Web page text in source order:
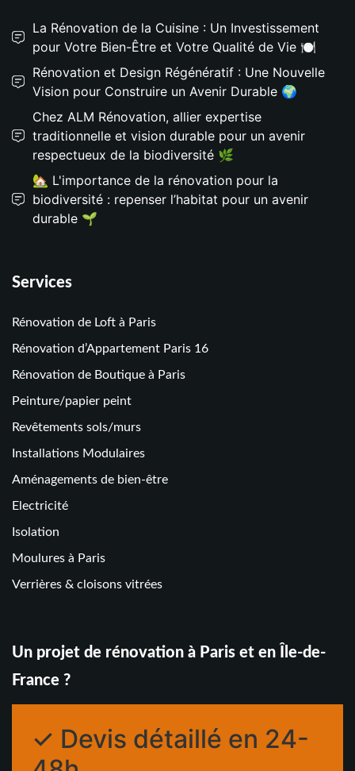
La Rénovation de la Cuisine : Un Investissement
pour Votre Bien-Être et Votre Qualité de Vie 🍽️
Rénovation et Design Régénératif : Une Nouvelle
Vision pour Construire un Avenir Durable 🌍
Chez ALM Rénovation, allier expertise
traditionnelle et vision durable pour un avenir
respectueux de la biodiversité 🌿
🏡 L'importance de la rénovation pour la
biodiversité : repenser l’habitat pour un avenir
durable 🌱
Services
Rénovation de Loft à Paris
Rénovation d’Appartement Paris 16
Rénovation de Boutique à Paris
Peinture/papier peint
Revêtements sols/murs
Installations Modulaires
Aménagements de bien-être
Electricité
Isolation
Moulures à Paris
Verrières & cloisons vitrées
Un projet de rénovation à Paris et en Île-de-
France ?
✓ Devis détaillé en 24-